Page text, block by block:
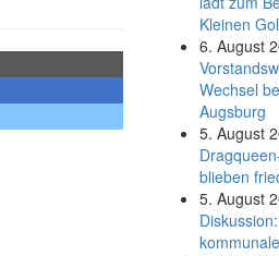
Kleinen
6. August
Wechsel
Augsburg
5. August
blieben
5. August